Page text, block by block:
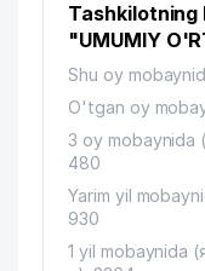
"UMUMIY
Shu oy
O'tgan oy
3 oy mobaynida
480
Yarim yil
930
1 yil mobaynida